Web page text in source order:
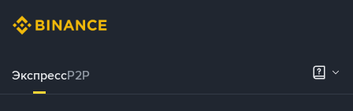
ЭкспрессP2P